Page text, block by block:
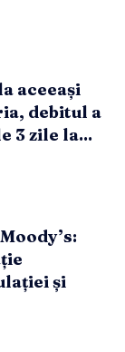
aceeași
debitul a
3 zile la...
și